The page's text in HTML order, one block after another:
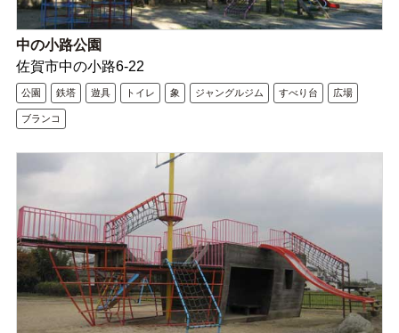
中の小路公園
佐賀市中の小路6-22
公園 鉄塔 遊具 トイレ 象 ジャングルジム すべり台 広場
ブランコ